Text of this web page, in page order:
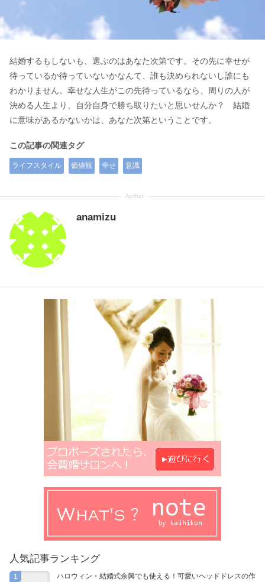
結婚するもしないも、選ぶのはあなた次第です。その先に幸せが
待っているか待っていないかなんて、誰も決められないし誰にも
わかりません。幸せな人生がこの先待っているなら、周りの人が
決める人生より、自分自身で勝ち取りたいと思いせんか？ 結婚
に意味があるかないかは、あなた次第ということです。
この記事の関連タグ
ライフスタイル 価値観 幸せ 意識
anamizu
人気記事ランキング
1
ハロウィン・結婚式余興でも使える！可愛いヘッドドレスの作